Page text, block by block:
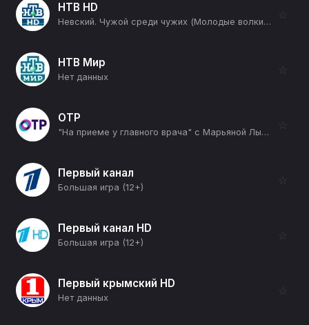
НТВ HD
Невский. Чужой среди чужих (Молодые волки) (16+)
☆
НТВ Мир
Нет данных
☆
ОТР
"На приеме у главного врача" с Марьяной Лысенко (12+)
☆
Первый канал
Большая игра (12+)
☆
Первый канал HD
Большая игра (12+)
☆
Первый крымский HD
Нет данных
☆